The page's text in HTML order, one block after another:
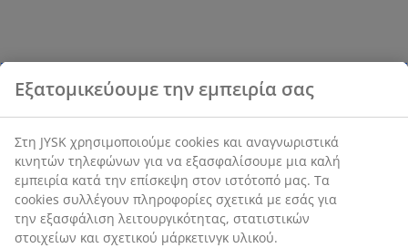
Εξατομικεύουμε την εμπειρία σας
Στη JYSK χρησιμοποιούμε cookies και αναγνωριστικά
κινητών τηλεφώνων για να εξασφαλίσουμε μια καλή
εμπειρία κατά την επίσκεψη στον ιστότοπό μας. Τα
cookies συλλέγουν πληροφορίες σχετικά με εσάς για
την εξασφάλιση λειτουργικότητας, στατιστικών
στοιχείων και σχετικού μάρκετινγκ υλικού.